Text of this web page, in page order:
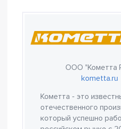
ООО "Кометта
kometta.ru
Кометта - это
отечественного
который успешно